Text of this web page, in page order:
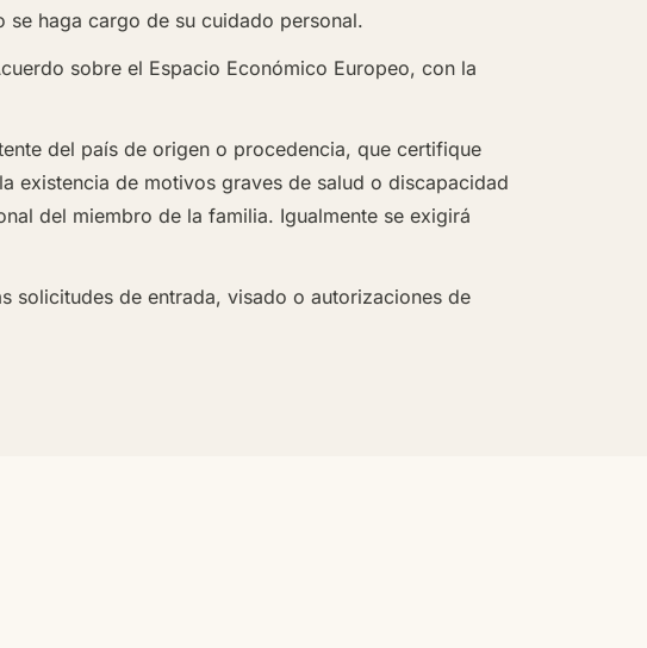
haga cargo de su cuidado personal.
sobre el Espacio Económico Europeo, con la
del país de origen o procedencia, que certifique
existencia de motivos graves de salud o discapacidad
del miembro de la familia. Igualmente se exigirá
solicitudes de entrada, visado o autorizaciones de